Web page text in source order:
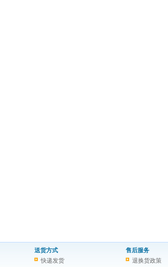
送货方式
快递发货
售后服务
退换货政策